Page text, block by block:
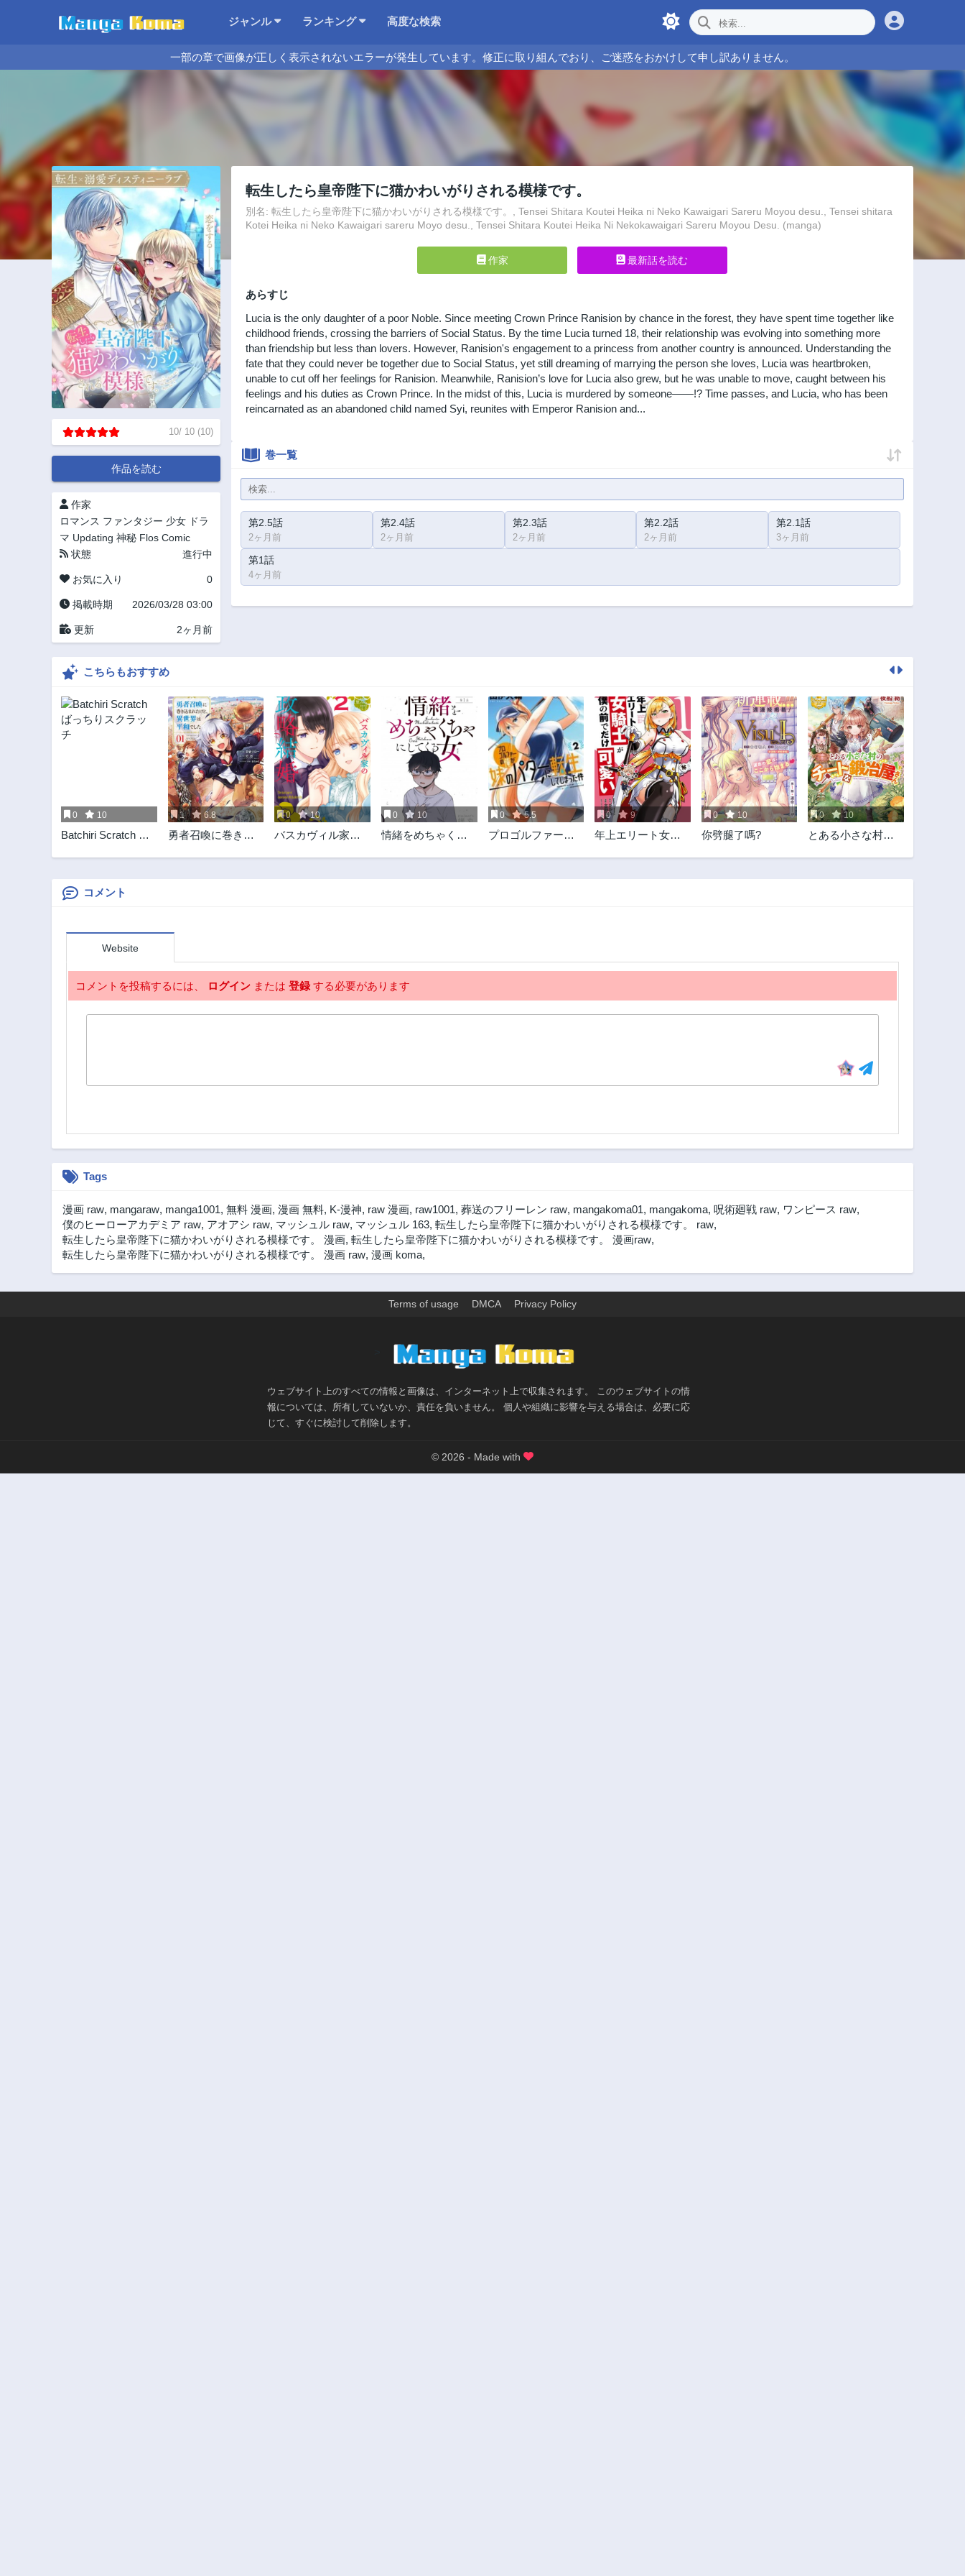
ジャンル ランキング 高度な検索
一部の章で画像が正しく表示されないエラーが発生しています。修正に取り組んでおり、ご迷惑をおかけして申し訳ありません。
10/ 10 (10)
作品を読む
作家
ロマンス ファンタジー 少女 ドラ
マ Updating 神秘 Flos Comic
状態
進行中
お気に入り 0
掲載時期 2026/03/28 03:00
更新 2ヶ月前
転生したら皇帝陛下に猫かわいがりされる模様です。
別名: 転生したら皇帝陛下に猫かわいがりされる模様です。, Tensei Shitara Koutei Heika ni Neko Kawaigari Sareru Moyou desu., Tensei shitara
Kotei Heika ni Neko Kawaigari sareru Moyo desu., Tensei Shitara Koutei Heika Ni Nekokawaigari Sareru Moyou Desu. (manga)
作家 最新話を読む
あらすじ
Lucia is the only daughter of a poor Noble. Since meeting Crown Prince Ranision by chance in the forest, they have spent time together like
childhood friends, crossing the barriers of Social Status. By the time Lucia turned 18, their relationship was evolving into something more
than friendship but less than lovers. However, Ranision's engagement to a princess from another country is announced. Understanding the
fate that they could never be together due to Social Status, yet still dreaming of marrying the person she loves, Lucia was heartbroken,
unable to cut off her feelings for Ranision. Meanwhile, Ranision’s love for Lucia also grew, but he was unable to move, caught between his
feelings and his duties as Crown Prince. In the midst of this, Lucia is murdered by someone――!? Time passes, and Lucia, who has been
reincarnated as an abandoned child named Syi, reunites with Emperor Ranision and...
巻一覧
第2.5話
2ヶ月前
第2.4話
2ヶ月前
第2.3話
2ヶ月前
第2.2話
2ヶ月前
第2.1話
3ヶ月前
第1話
4ヶ月前
こちらもおすすめ
0 10
Batchiri Scratch ば
1 6.8
勇者召喚に巻き込
0 10
バスカヴィル家の
0 10
情緒をめちゃくち
0 5.5
プロゴルファーの
件
0 9
年上エリート女騎
0 10
你劈腿了嗎?
0 10
とある小さな村の
り都/イラスト
コメント
Website
コメントを投稿するには、 ログイン または 登録する必要があります
Tags
漫画 raw, mangaraw, manga1001, 無料 漫画, 漫画 無料, K-漫神, raw 漫画, raw1001, 葬送のフリーレン raw, mangakoma01, mangakoma, 呪術廻戦 raw, ワンピース raw,
僕のヒーローアカデミア raw, アオアシ raw, マッシュル raw, マッシュル 163, 転生したら皇帝陛下に猫かわいがりされる模様です。 raw,
転生したら皇帝陛下に猫かわいがりされる模様です。 漫画, 転生したら皇帝陛下に猫かわいがりされる模様です。 漫画raw,
転生したら皇帝陛下に猫かわいがりされる模様です。 漫画 raw, 漫画 koma,
Terms of usage DMCA Privacy Policy
ウェブサイト上のすべての情報と画像は、インターネット上で収集されます。 このウェブサイトの情
報については、所有していないか、責任を負いません。 個人や組織に影響を与える場合は、必要に応
じて、すぐに検討して削除します。
© 2026 - Made with